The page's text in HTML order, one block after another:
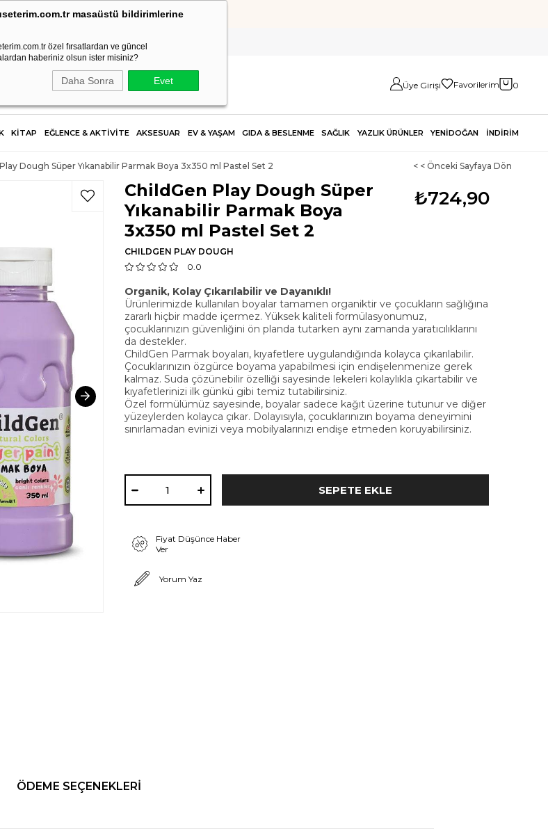
masaüstü bildirimlerine
özel fırsatlardan ve güncel
haberiniz olsun ister misiniz?
Daha Sonra Evet
ÜZERİ SİPARİŞLERDE KARGO ÜCRETSİZ!
Üye Girişi Favorilerim 0
KİTAP EĞLENCE & AKTİVİTE AKSESUAR EV & YAŞAM GIDA & BESLENME SAĞLIK YAZLIK ÜRÜNLER YENİDOĞAN İNDİRİM
Dough Süper Yıkanabilir Parmak Boya 3x350 ml Pastel Set 2 < < Önceki Sayfaya Dön
₺724,90
ChildGen Play Dough Süper
Yıkanabilir Parmak Boya
3x350 ml Pastel Set 2
CHILDGEN PLAY DOUGH
0.0
Organik, Kolay Çıkarılabilir ve Dayanıklı!
Ürünlerimizde kullanılan boyalar tamamen organiktir ve çocukların sağlığına
zararlı hiçbir madde içermez. Yüksek kaliteli formülasyonumuz,
çocuklarınızın güvenliğini ön planda tutarken aynı zamanda yaratıcılıklarını
da destekler.
ChildGen Parmak boyaları, kıyafetlere uygulandığında kolayca çıkarılabilir.
Çocuklarınızın özgürce boyama yapabilmesi için endişelenmenize gerek
kalmaz. Suda çözünebilir özelliği sayesinde lekeleri kolaylıkla çıkartabilir ve
kıyafetlerinizi ilk günkü gibi temiz tutabilirsiniz.
Özel formülümüz sayesinde, boyalar sadece kağıt üzerine tutunur ve diğer
yüzeylerden kolayca çıkar. Dolayısıyla, çocuklarınızın boyama deneyimini
sınırlamadan evinizi veya mobilyalarınızı endişe etmeden koruyabilirsiniz.
Fiyat Düşünce Haber
Ver
Yorum Yaz
ÖDEME SEÇENEKLERI